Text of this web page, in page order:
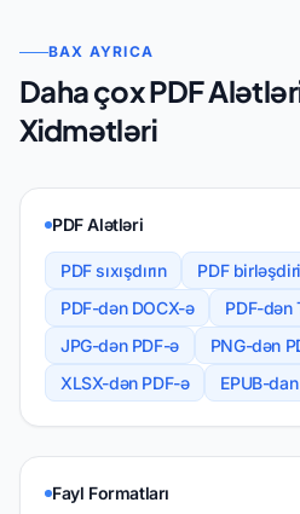
BAX AYRICA
Daha çox PDF
Xidmətləri
PDF Alətləri
PDF sıxışdırın PDF
PDF-dən DOCX-ə
PDF-dən
JPG-dən PDF-ə
PNG-dən
XLSX-dən PDF-ə
EPUB-
Fayl Formatları